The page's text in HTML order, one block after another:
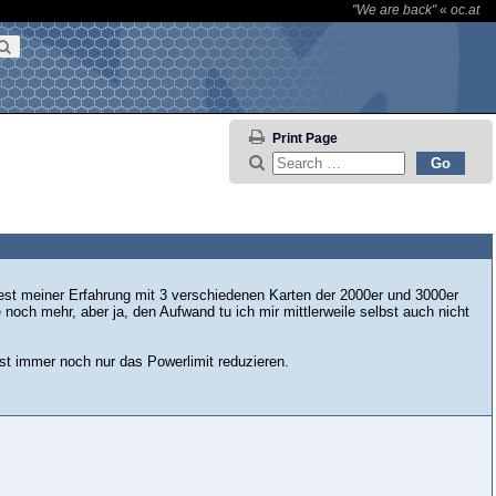
"We are back"« oc.at
Print Page
meiner Erfahrung mit 3 verschiedenen Karten der 2000er und 3000er
mehr, aber ja, den Aufwand tu ich mir mittlerweile selbst auch nicht
immer noch nur das Powerlimit reduzieren.